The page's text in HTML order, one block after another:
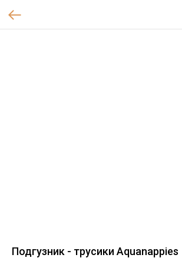
Подгузник - трусики Aquanappies